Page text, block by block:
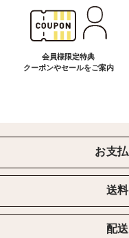
会員様限定特典
クーポンやセールをご案内
お支
送
配